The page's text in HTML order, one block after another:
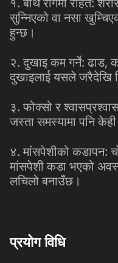
सुन्निएको वा नसा
हुन्छ।
२. दुखाइ कम गर्ने: ढाड,
दुखाइलाई यसले जरैदेखि
३. फोक्सो र
जस्ता समस्यामा पनि
४. मांसपेशीको कडापन:
मांसपेशी कडा भएको
लचिलो बनाउँछ।
प्रयोग विधि